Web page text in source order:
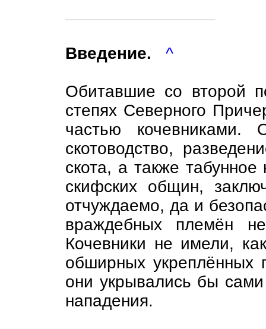
Введение. ^
Обитавшие со второй
степях Северного
частью
скотоводство,
скота, а также табунное
скифских общин,
отчуждаемо, да и
враждебных племён
Кочевники не имели,
обширных укреплённых
они укрывались бы
нападения.